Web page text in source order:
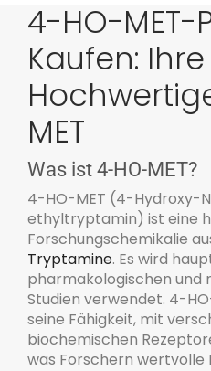
4-HO-MET-
Kaufen:
MET
Was ist 4-HO-MET?
4-HO-MET (4-Hydroxy-
ethyltryptamin) ist eine
Forschungschemikalie
Tryptamine. Es wird
pharmakologischen und
Studien verwendet. 4-
seine Fähigkeit, mit
biochemischen
was Forschern wertvolle